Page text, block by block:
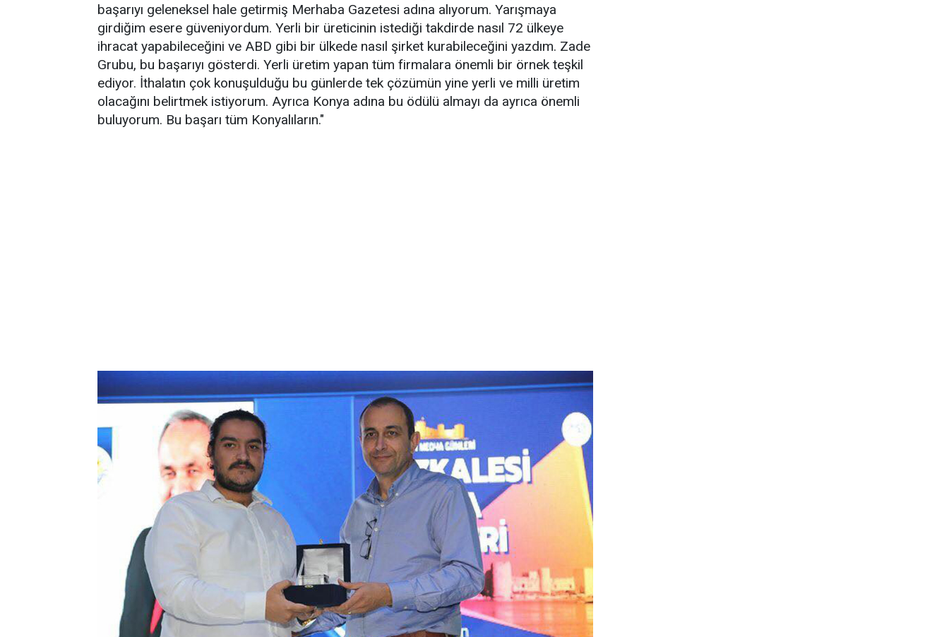
başarıyı geleneksel hale getirmiş Merhaba Gazetesi adına alıyorum. Yarışmaya
girdiğim esere güveniyordum. Yerli bir üreticinin istediği takdirde nasıl 72 ülkeye
ihracat yapabileceğini ve ABD gibi bir ülkede nasıl şirket kurabileceğini yazdım. Zade
Grubu, bu başarıyı gösterdi. Yerli üretim yapan tüm firmalara önemli bir örnek teşkil
ediyor. İthalatın çok konuşulduğu bu günlerde tek çözümün yine yerli ve milli üretim
olacağını belirtmek istiyorum. Ayrıca Konya adına bu ödülü almayı da ayrıca önemli
buluyorum. Bu başarı tüm Konyalıların."